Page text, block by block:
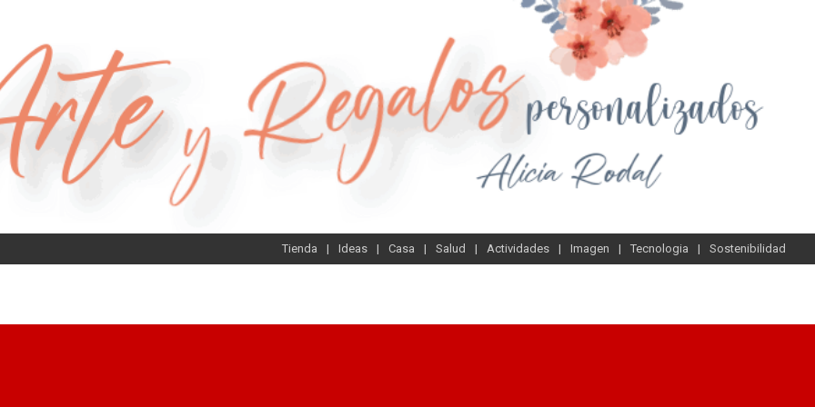
Tienda Ideas Casa Salud Actividades Imagen Tecnologia Sostenibilidad